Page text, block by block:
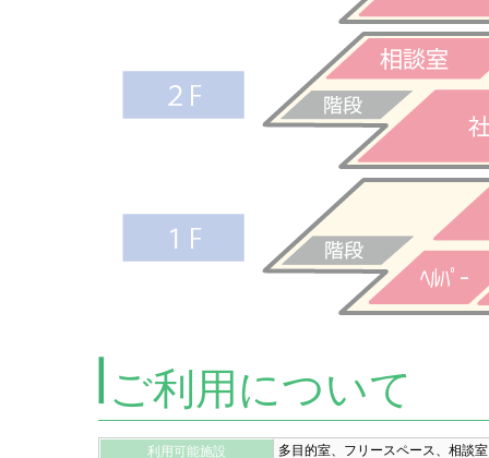
ご利用について
利用可能施設
多目的室、フリースペース、相談